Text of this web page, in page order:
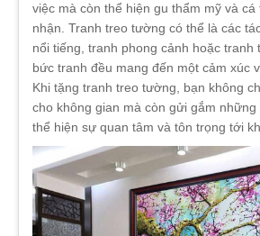
việc mà còn thể hiện gu thẩm mỹ và
nhận. Tranh treo tường có thể là các
nổi tiếng, tranh phong cảnh hoặc
bức tranh đều mang đến một cảm xúc
Khi tặng tranh treo tường, bạn không
cho không gian mà còn gửi gắm những
thể hiện sự quan tâm và tôn trọng tới